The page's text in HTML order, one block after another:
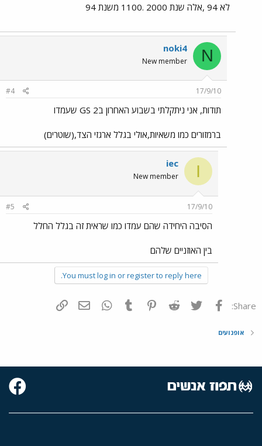
לא 94 ,אלה שנת 2000 .1100 משנת 94
N
noki4
New member
17/9/10
#4
תודות, אני ניתקלתי בשבוע האחרון ב2 GS שעמדו
ברמזורים כמו משאיות,אולי בגלל ארגזי הצד,(שוטרים)
I
iec
New member
17/9/10
#5
הסיבה היחידה שהם עמדו כמו שראית זה בגלל החלל
בין האוזניים שלהם
You must log in or register to reply here.
Share: פייסבוק Twitter
Reddit
Pinterest
Tumblr
WhatsAppדואר אלקטרוני
אופנועים